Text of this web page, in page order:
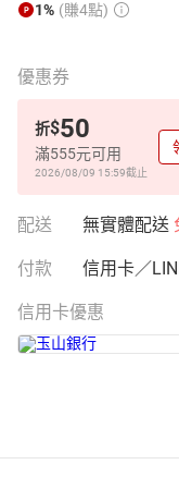
1% (賺4點)
優惠券
折$50
滿555元可用
2026/08/09 15:59截止
配送 無實體配送
付款 信用卡／
信用卡優惠